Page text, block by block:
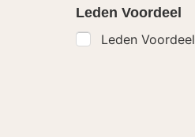
Leden Voordeel
Leden Voordeel